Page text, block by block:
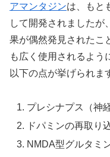
アマンタジンは、もと
して開発されましたが
果が偶然発見されたこ
も広く使用されるよう
以下の点が挙げられま
プレシナプス（神
ドパミンの再取り
NMDA型グルタミ